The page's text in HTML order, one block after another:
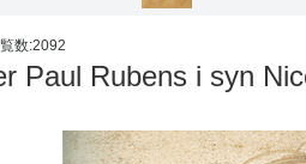
数:2092
Paul Rubens i syn